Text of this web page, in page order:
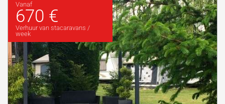
Vanaf
670 €
Verhuur van stacaravans /
week